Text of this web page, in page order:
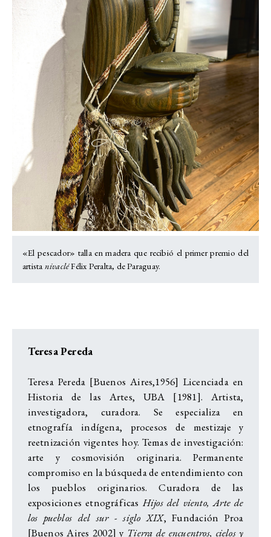
«El pescador» talla en madera que recibió el primer premio del
artistanivacléFélix Peralta, de Paraguay.
Teresa Pereda
Teresa Pereda [Buenos Aires,1956] Licenciada en
Historia de las Artes, UBA [1981]. Artista,
investigadora, curadora. Se especializa en
etnografía indígena, procesos de mestizaje y
reetnización vigentes hoy. Temas de investigación:
arte y cosmovisión originaria. Permanente
compromiso en la búsqueda de entendimiento con
los pueblos originarios. Curadora de las
exposiciones etnográficasHijos del viento, Arte de
los pueblos del sur - siglo XIX, Fundación Proa
[Buenos Aires 2002] y Tierra de encuentros, cielos y